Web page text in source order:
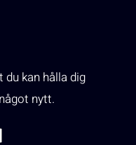
kan hålla dig
nytt.